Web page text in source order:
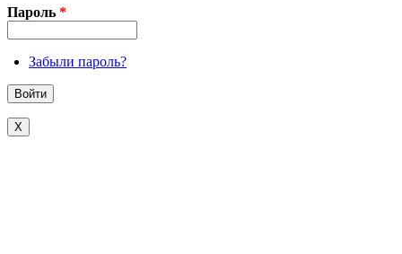
X
Пароль *
Забыли пароль?
X